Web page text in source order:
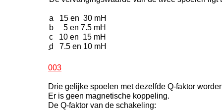
a 15 en 30 mH
b 5 en 7.5 mH
c 10 en 15 mH
d 7.5 en 10 mH
-
003
Drie gelijke spoelen met dezelfde Q-faktor
Er is geen magnetische koppeling.
De Q-faktor van de schakeling: